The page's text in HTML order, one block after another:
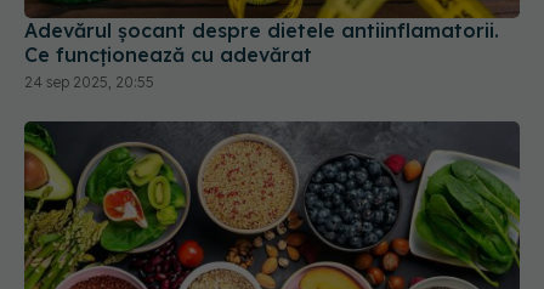
Adevărul șocant despre dietele antiinflamatorii.
Ce funcționează cu adevărat
24 sep 2025, 20:55